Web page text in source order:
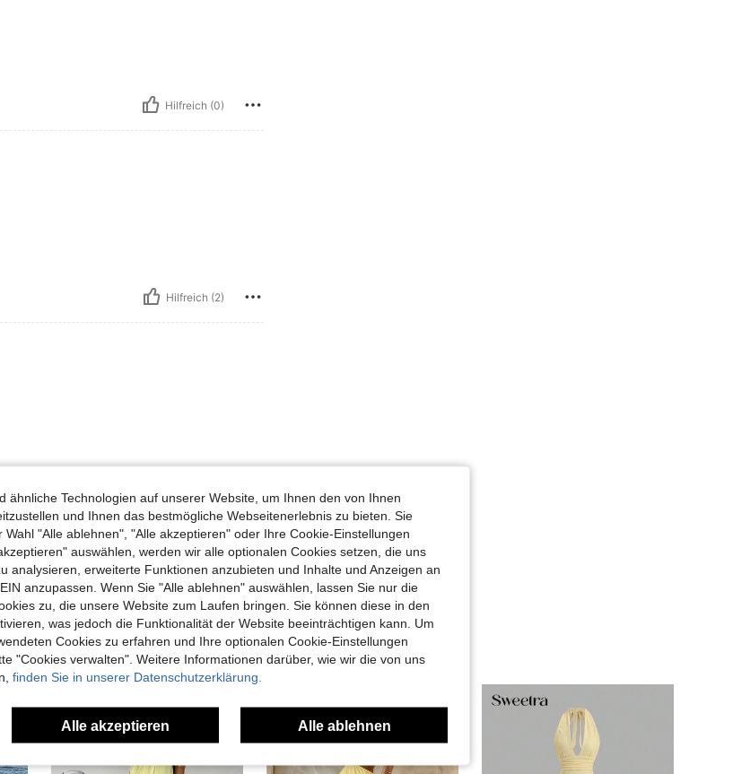
Hilfreich (0)
Hilfreich (2)
Hilfreich (2)
ähnliche Technologien auf unserer Website, um Ihnen den von Ihnen
und Ihnen das bestmögliche Webseitenerlebnis zu bieten. Sie
"Alle ablehnen", "Alle akzeptieren" oder Ihre Cookie-Einstellungen
auswählen, werden wir alle optionalen Cookies setzen, die uns
analysieren, erweiterte Funktionen anzubieten und Inhalte und Anzeigen an
anzupassen. Wenn Sie "Alle ablehnen" auswählen, lassen Sie nur die
zu, die unsere Website zum Laufen bringen. Sie können diese in den
was jedoch die Funktionalität der Website beeinträchtigen kann. Um
Cookies zu erfahren und Ihre optionalen Cookie-Einstellungen
"Cookies verwalten". Weitere Informationen darüber, wie wir die von uns
finden Sie in unserer Datenschutzerklärung.
Alle akzeptieren Alle ablehnen